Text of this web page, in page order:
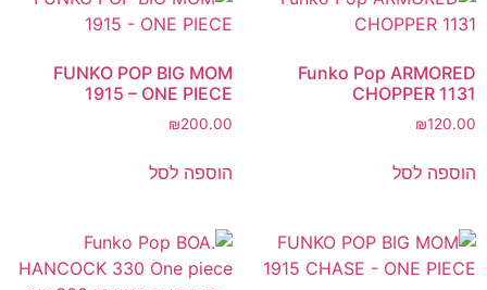
Funko Pop ARMORED
CHOPPER 1131
₪120.00
הוספה לסל
FUNKO POP BIG MOM
1915 – ONE PIECE
₪200.00
הוספה לסל